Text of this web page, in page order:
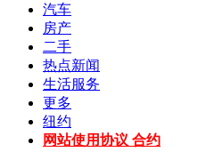
汽车
房产
二手
热点新闻
生活服务
更多
纽约
网站使用协议 合约